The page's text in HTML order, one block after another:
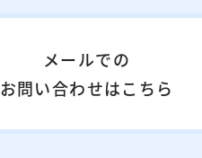
メールでの
お問い合わせはこちら